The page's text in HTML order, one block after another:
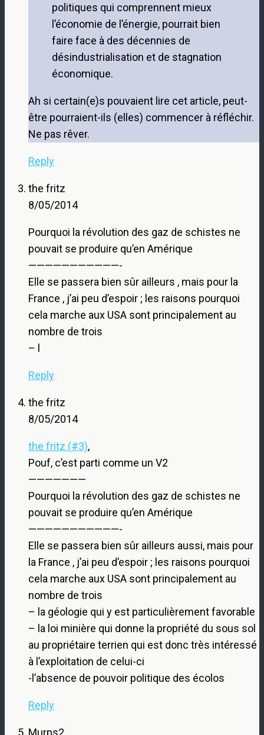
politiques qui comprennent mieux
l’économie de l’énergie, pourrait bien
faire face à des décennies de
désindustrialisation et de stagnation
économique.
Ah si certain(e)s pouvaient lire cet article, peut-
être pourraient-ils (elles) commencer à réfléchir.
Ne pas rêver.
Reply
the fritz
8/05/2014
Pourquoi la révolution des gaz de schistes ne
pouvait se produire qu’en Amérique
———————————-
Elle se passera bien sûr ailleurs , mais pour la
France , j’ai peu d’espoir ; les raisons pourquoi
cela marche aux USA sont principalement au
nombre de trois
– l
Reply
the fritz
8/05/2014
the fritz (#3),
Pouf, c’est parti comme un V2
———————
Pourquoi la révolution des gaz de schistes ne
pouvait se produire qu’en Amérique
———————————-
Elle se passera bien sûr ailleurs aussi, mais pour
la France , j’ai peu d’espoir ; les raisons pourquoi
cela marche aux USA sont principalement au
nombre de trois
– la géologie qui y est particulièrement favorable
– la loi minière qui donne la propriété du sous sol
au propriétaire terrien qui est donc très intéressé
à l’exploitation de celui-ci
-l’absence de pouvoir politique des écolos
Reply
Murps2